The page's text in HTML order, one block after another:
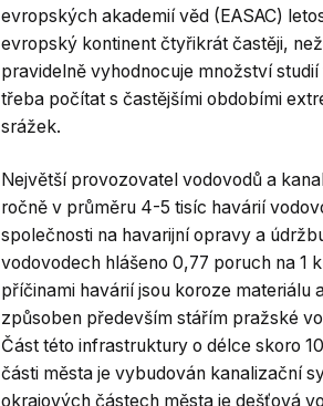
evropských akademií věd (EASAC)
evropský kontinent čtyřikrát častěji,
pravidelně vyhodnocuje množství
třeba počítat s častějšími obdobími
srážek.
Největší provozovatel vodovodů a
ročně v průměru 4-5 tisíc havárií
společnosti na havarijní opravy a
vodovodech hlášeno 0,77 poruch na 1
příčinami havárií jsou koroze materiálu
způsoben především stářím pražské
Část této infrastruktury o délce skoro
části města je vybudován kanalizační
okrajových částech města je dešťová